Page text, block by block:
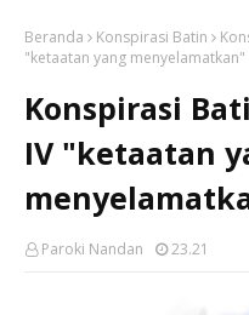
Beranda Konspirasi Batin
"ketaatan yang menyelamatkan"
Konspirasi
IV "ketaatan
Paroki Nandan 23.21